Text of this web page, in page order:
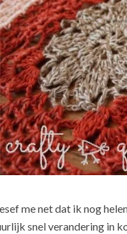
me net dat ik nog
snel verandering in